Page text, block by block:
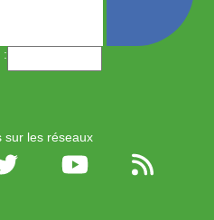
:
sur les réseaux